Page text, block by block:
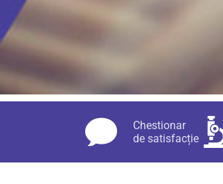
Chestionar
de satisfacție